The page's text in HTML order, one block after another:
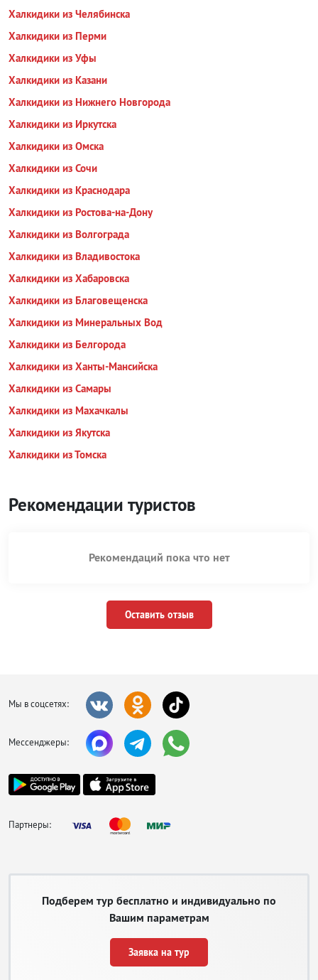
Халкидики из Челябинска
Халкидики из Перми
Халкидики из Уфы
Халкидики из Казани
Халкидики из Нижнего Новгорода
Халкидики из Иркутска
Халкидики из Омска
Халкидики из Сочи
Халкидики из Краснодара
Халкидики из Ростова-на-Дону
Халкидики из Волгограда
Халкидики из Владивостока
Халкидики из Хабаровска
Халкидики из Благовещенска
Халкидики из Минеральных Вод
Халкидики из Белгорода
Халкидики из Ханты-Мансийска
Халкидики из Самары
Халкидики из Махачкалы
Халкидики из Якутска
Халкидики из Томска
Рекомендации туристов
Рекомендаций пока что нет
Оставить отзыв
Мы в соцсетях:
Мессенджеры:
Партнеры:
Подберем тур бесплатно и индивидуально по
Вашим параметрам
Заявка на тур